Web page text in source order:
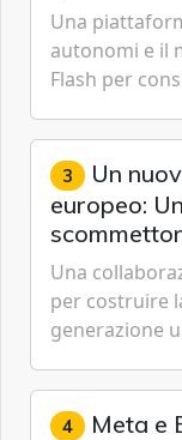
Una
autonomi e il
Flash per
gestione
3 Un
europeo:
tecnologica
Una
per costruire
generazione
4 Meta e